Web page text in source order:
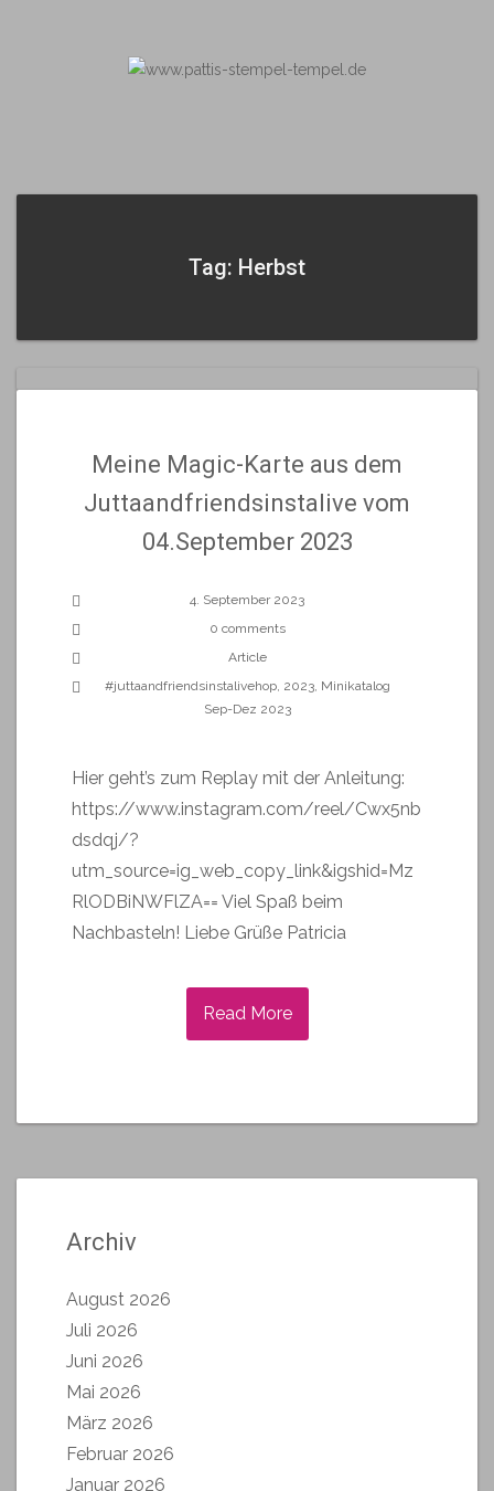
Tag: Herbst
Meine Magic-Karte aus dem
Juttaandfriendsinstalive vom
04.September 2023
4. September 2023
0 comments
Article
#juttaandfriendsinstalivehop, 2023, Minikatalog
Sep-Dez 2023
Hier geht’s zum Replay mit der Anleitung:
https://www.instagram.com/reel/Cwx5nb
dsdqj/?
utm_source=ig_web_copy_link&igshid=Mz
RlODBiNWFlZA== Viel Spaß beim
Nachbasteln! Liebe Grüße Patricia
Read More
Archiv
August 2026
Juli 2026
Juni 2026
Mai 2026
März 2026
Februar 2026
Januar 2026